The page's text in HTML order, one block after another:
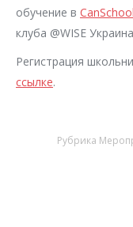
обучение в CanSchool
клуба @WISE
Регистрация
ссылке.
Рубрика